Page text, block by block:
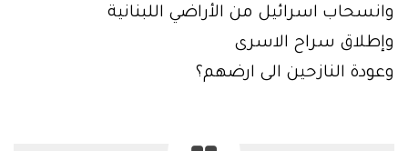
وانسحاب اسرائيل من الأراضي اللبنانية
وإطلاق سراح الاسرى
وعودة النازحين الى ارضهم؟